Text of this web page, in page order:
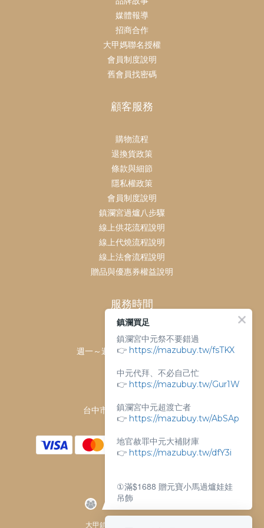
媒體報導
招商合作
大甲媽聯名授權
會員制度說明
舊會員找密碼
顧客服務
購物流程
退換貨政策
條款與細節
隱私權政策
會員制度說明
鎮瀾宮過爐八步驟
線上供花流程說明
線上代燒流程說明
線上法會流程說明
贈品與優惠券權益說明
服務時間
客服時間：
週一～週日 上午9點～下午6點
04-26763688
台中市大甲區順天路238號
大甲鎮瀾宮唯一指定 官方商城
鎮瀾買足
鎮瀾宮中元祭不要錯過
👉 https://mazubuy.tw/fsTKX
中元代拜、不必自己忙
👉 https://mazubuy.tw/Gur1W
鎮瀾宮中元超渡亡者
👉 https://mazubuy.tw/AbSAp
地官赦罪中元大補財庫
👉 https://mazubuy.tw/dfY3i
①滿$1688 贈元寶小馬過爐娃娃
吊飾